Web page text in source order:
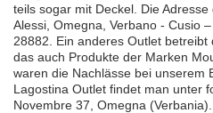
teils sogar mit Deckel. Die
Alessi, Omegna, Verbano - Cusio
28882. Ein anderes Outlet betreibt
das auch Produkte der Marken
waren die Nachlässe bei unserem
Lagostina Outlet findet man unter
Novembre 37, Omegna (Verbania).